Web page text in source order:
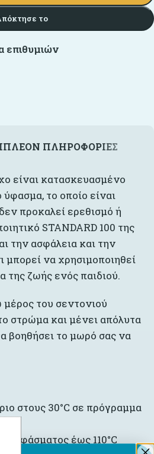
το
επιθυμιών
ΠΛΗΡΟΦΟΡΊΕΣ
είναι κατασκευασμένο
το οποίο είναι
προκαλεί ερεθισμό ή
STANDARD 100 της
την ασφάλεια και την
μπορεί να χρησιμοποιηθεί
ζωής ενός παιδιού.
του σεντονιού
στρώμα και μένει απόλυτα
βοηθήσει το μωρό σας να
στους 30°C σε πρόγραμμα
υφάσματος έως 110°C